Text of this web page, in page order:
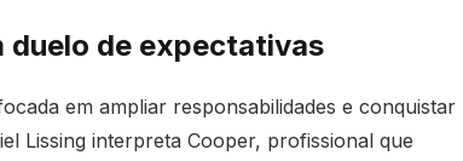
duelo de expectativas
em ampliar responsabilidades e conquistar
Lissing interpreta Cooper, profissional que